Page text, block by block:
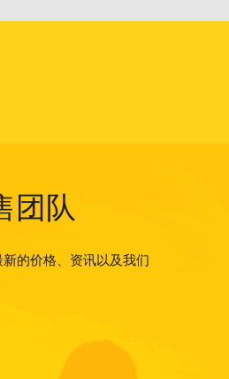
团队
的价格、资讯以及我们